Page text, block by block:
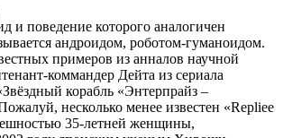
и поведение которого аналогичен
андроидом, роботом-гуманоидом.
примеров из анналов научной
коммандер Дейта из сериала
корабль «Энтерпрайз –
несколько менее известен «Repliee
35-летней женщины,